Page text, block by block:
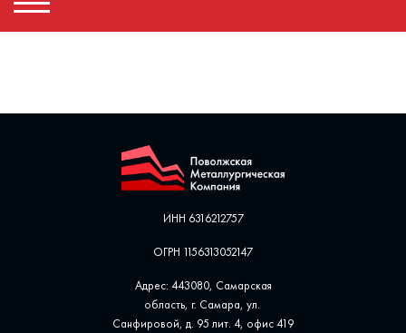
ИНН 6316212757
ОГРН 1156313052147
Адрес: 443080, Самарская
область, г. Самара, ул. ​
Санфировой, д. 95 лит. 4, офис ​419